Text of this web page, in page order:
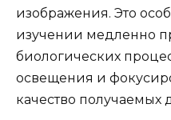
изображения. Это
изучении медленно
биологических
освещения и
качество получаемых